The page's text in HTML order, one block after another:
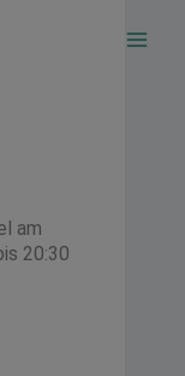
am
20:30